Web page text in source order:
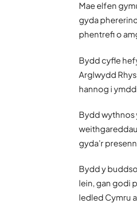
Mae elfen
gyda
phentrefi o
Bydd cyfle
Arglwydd
hannog i
Bydd wythnos
gyda’r
Bydd y
lein, gan godi
ledled Cymru